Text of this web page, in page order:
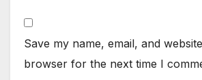
Save my name, email, and
browser for the next time I